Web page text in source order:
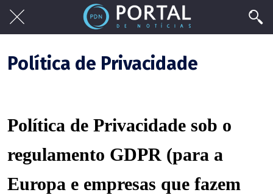
Política de Privacidade
Política de Privacidade sob o
regulamento GDPR (para a
Europa e empresas que fazem